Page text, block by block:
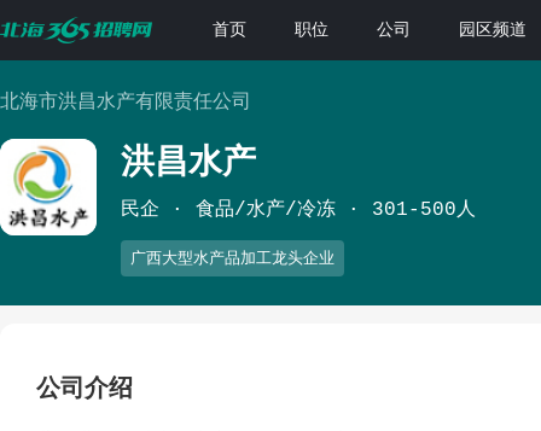
首页 职位 公司 园区频道
北海市洪昌水产有限责任公司
洪昌水产
民企 食品/水产/冷冻 301-500人
广西大型水产品加工龙头企业
公司介绍